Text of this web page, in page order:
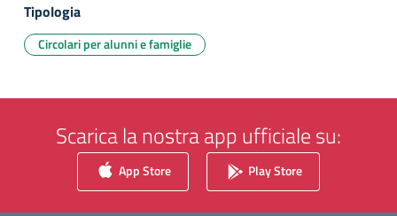
Tipologia
Circolari per alunni e famiglie
Scarica la nostra app ufficiale su:
App Store Play Store